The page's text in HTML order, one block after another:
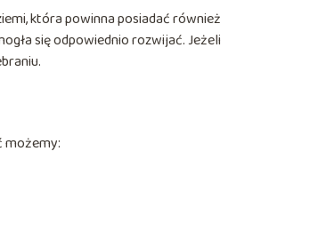
która powinna posiadać również
się odpowiednio rozwijać. Jeżeli
możemy: